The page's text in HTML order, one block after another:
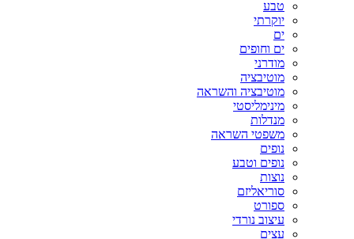
טבע
יוקרתי
ים
ים וחופים
מודרני
מוטיבציה
מוטיבציה והשראה
מינימליסטי
מנדלות
משפטי השראה
נופים
נופים וטבע
נוצות
סוריאליזם
ספורט
עיצוב נורדי
עצים